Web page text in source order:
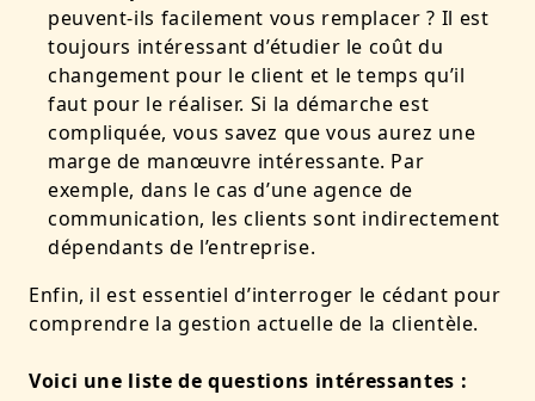
peuvent-ils facilement vous remplacer ? Il est
toujours intéressant d’étudier le coût du
changement pour le client et le temps qu’il
faut pour le réaliser. Si la démarche est
compliquée, vous savez que vous aurez une
marge de manœuvre intéressante. Par
exemple, dans le cas d’une agence de
communication, les clients sont indirectement
dépendants de l’entreprise.
Enfin, il est essentiel d’interroger le cédant pour
comprendre la gestion actuelle de la clientèle.
Voici une liste de questions intéressantes :